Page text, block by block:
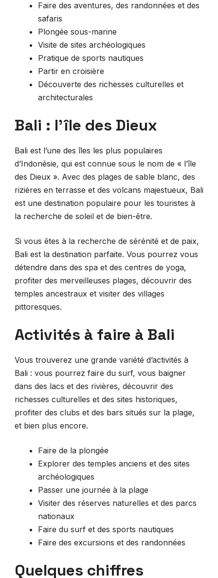
Faire des aventures, des randonnées et des
safaris
Plongée sous-marine
Visite de sites archéologiques
Pratique de sports nautiques
Partir en croisière
Découverte des richesses culturelles et
architecturales
Bali : l’île des Dieux
Bali est l’une des îles les plus populaires
d’Indonésie, qui est connue sous le nom de « l’île
des Dieux ». Avec des plages de sable blanc, des
rizières en terrasse et des volcans majestueux, Bali
est une destination populaire pour les touristes à
la recherche de soleil et de bien-être.
Si vous êtes à la recherche de sérénité et de paix,
Bali est la destination parfaite. Vous pourrez vous
détendre dans des spa et des centres de yoga,
profiter des merveilleuses plages, découvrir des
temples ancestraux et visiter des villages
pittoresques.
Activités à faire à Bali
Vous trouverez une grande variété d’activités à
Bali : vous pourrez faire du surf, vous baigner
dans des lacs et des rivières, découvrir des
richesses culturelles et des sites historiques,
profiter des clubs et des bars situés sur la plage,
et bien plus encore.
Faire de la plongée
Explorer des temples anciens et des sites
archéologiques
Passer une journée à la plage
Visiter des réserves naturelles et des parcs
nationaux
Faire du surf et des sports nautiques
Faire des excursions et des randonnées
Quelques chiffres